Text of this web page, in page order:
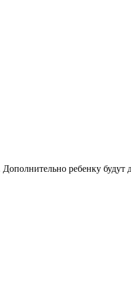
Дополнительно ребенку